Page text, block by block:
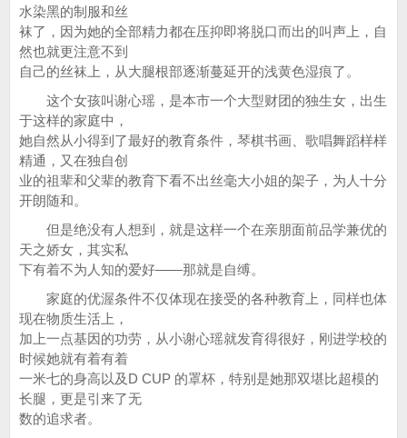
水染黑的制服和丝
袜了，因为她的全部精力都在压抑即将脱口而出的叫声上，自
然也就更注意不到
自己的丝袜上，从大腿根部逐渐蔓延开的浅黄色湿痕了。
这个女孩叫谢心瑶，是本市一个大型财团的独生女，出生
于这样的家庭中，
她自然从小得到了最好的教育条件，琴棋书画、歌唱舞蹈样样
精通，又在独自创
业的祖辈和父辈的教育下看不出丝毫大小姐的架子，为人十分
开朗随和。
但是绝没有人想到，就是这样一个在亲朋面前品学兼优的
天之娇女，其实私
下有着不为人知的爱好——那就是自缚。
家庭的优渥条件不仅体现在接受的各种教育上，同样也体
现在物质生活上，
加上一点基因的功劳，从小谢心瑶就发育得很好，刚进学校的
时候她就有着有着
一米七的身高以及D CUP 的罩杯，特别是她那双堪比超模的
长腿，更是引来了无
数的追求者。